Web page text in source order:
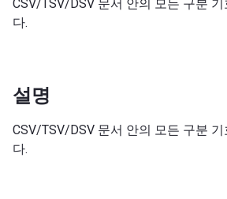
CSV/TSV/DSV 문서 안의 모든 구분
다.
설명
CSV/TSV/DSV 문서 안의 모든 구분
다.